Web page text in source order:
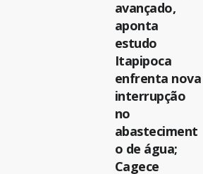
avançado,
aponta
estudo
Itapipoca
enfrenta nova
interrupção
no
abasteciment
o de água;
Cagece